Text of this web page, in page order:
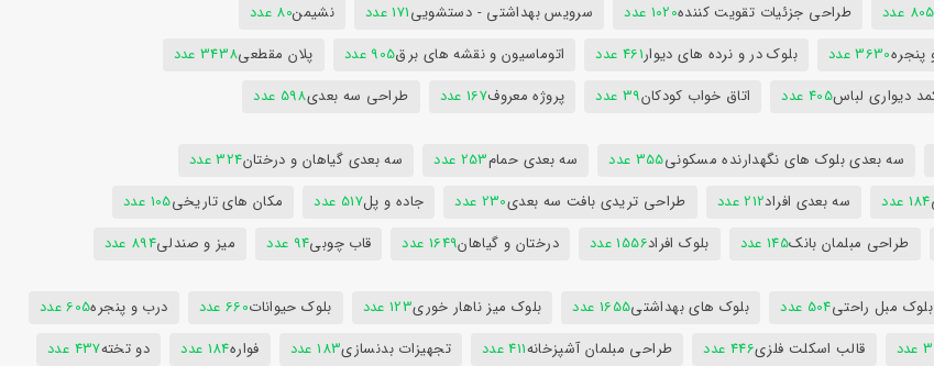
805 عدد طراحی جزئیات تقویت کننده1020 عدد سرویس بهداشتی - دستشویی171 عدد نشیمن80 عدد
پنجره3630 عدد بلوک در و نرده های دیوار461 عدد اتوماسیون و نقشه های برق905 عدد پلان مقطعی3438 عدد
دیواری لباس405 عدد اتاق خواب کودکان39 عدد پروژه معروف167 عدد طراحی سه بعدی598 عدد
سه بعدی بلوک های نگهدارنده مسکونی355 عدد سه بعدی حمام253 عدد سه بعدی گیاهان و درختان324 عدد
184 عدد سه بعدی افراد212 عدد طراحی تریدی بافت سه بعدی230 عدد جاده و پل517 عدد مکان های تاریخی105 عدد
طراحی مبلمان بانک145 عدد بلوک افراد1556 عدد درختان و گیاهان1649 عدد قاب چوبی94 عدد میز و صندلی894 عدد
بلوک مبل راحتی504 عدد بلوک های بهداشتی1655 عدد بلوک میز ناهار خوری123 عدد بلوک حیوانات660 عدد درب و پنجره605 عدد
قالب اسکلت فلزی446 عدد طراحی مبلمان آشپزخانه411 عدد تجهیزات بدنسازی183 عدد فواره184 عدد دو تخته437 عدد